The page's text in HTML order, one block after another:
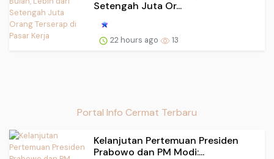
Setengah Juta Or...
22 hours ago 13
Portal Info Cermat Terbaru
Kelanjutan Pertemuan Presiden
Prabowo dan PM Modi:...